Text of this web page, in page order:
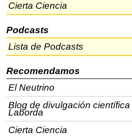
Cierta Ciencia
Podcasts
Lista de Podcasts
Recomendamos
El Neutrino
Blog de divulgación
Laborda
Cierta Ciencia